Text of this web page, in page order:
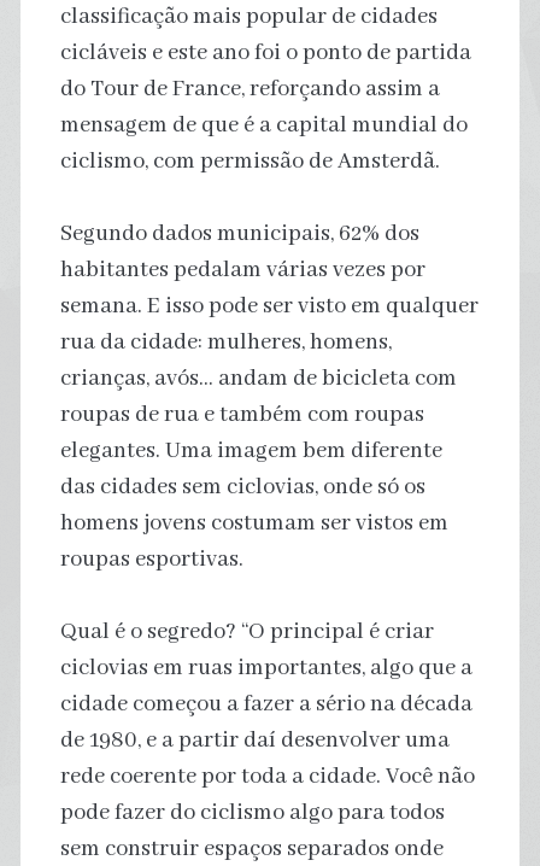
classificação mais popular de cidades
cicláveis ​​e este ano foi o ponto de partida
do Tour de France, reforçando assim a
mensagem de que é a capital mundial do
ciclismo, com permissão de Amsterdã.
Segundo dados municipais, 62% dos
habitantes pedalam várias vezes por
semana. E isso pode ser visto em qualquer
rua da cidade: mulheres, homens,
crianças, avós… andam de bicicleta com
roupas de rua e também com roupas
elegantes. Uma imagem bem diferente
das cidades sem ciclovias, onde só os
homens jovens costumam ser vistos em
roupas esportivas.
Qual é o segredo? “O principal é criar
ciclovias em ruas importantes, algo que a
cidade começou a fazer a sério na década
de 1980, e a partir daí desenvolver uma
rede coerente por toda a cidade. Você não
pode fazer do ciclismo algo para todos
sem construir espaços separados onde